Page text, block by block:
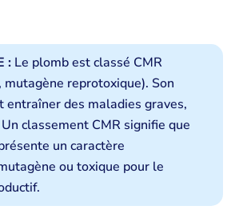
: Le plomb est classé CMR
mutagène reprotoxique). Son
entraîner des maladies graves,
classement CMR signifie que
un caractère
ou toxique pour le